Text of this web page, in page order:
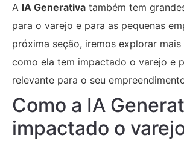
A IA Generativa também tem
para o varejo e para as pequenas
próxima seção, iremos explorar
como ela tem impactado o varejo e
relevante para o seu
Como a IA
impactado o